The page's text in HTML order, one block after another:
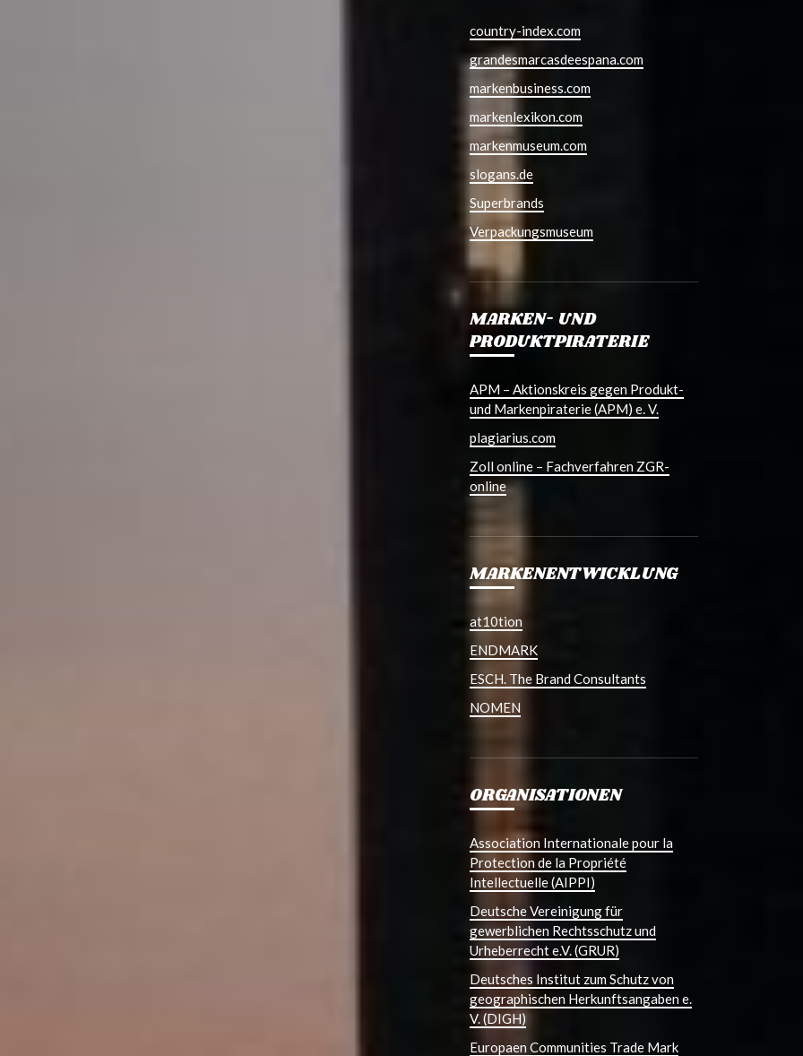
country-index.com
grandesmarcasdeespana.com
markenbusiness.com
markenlexikon.com
markenmuseum.com
slogans.de
Superbrands
Verpackungsmuseum
MARKEN- UND
PRODUKTPIRATERIE
APM – Aktionskreis gegen Produkt-
und Markenpiraterie (APM) e. V.
plagiarius.com
Zoll online – Fachverfahren ZGR-
online
MARKENENTWICKLUNG
at10tion
ENDMARK
ESCH. The Brand Consultants
NOMEN
ORGANISATIONEN
Association Internationale pour la
Protection de la Propriété
Intellectuelle (AIPPI)
Deutsche Vereinigung für
gewerblichen Rechtsschutz und
Urheberrecht e.V. (GRUR)
Deutsches Institut zum Schutz von
geographischen Herkunftsangaben e.
V. (DIGH)
Europaen Communities Trade Mark